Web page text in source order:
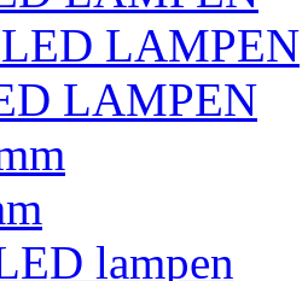
LAMPEN
LAMPEN
lampen